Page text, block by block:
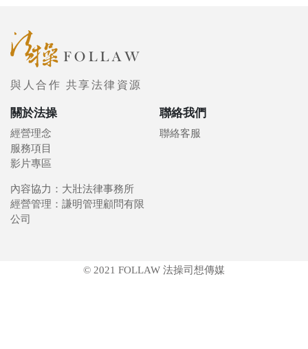
與人合作 共享法律資源
關於法操
經營理念
服務項目
影片專區
聯絡我們
聯絡客服
內容協力：大壯法律事務所
經營管理：謙明管理顧問有限
公司
© 2021 FOLLAW 法操司想傳媒